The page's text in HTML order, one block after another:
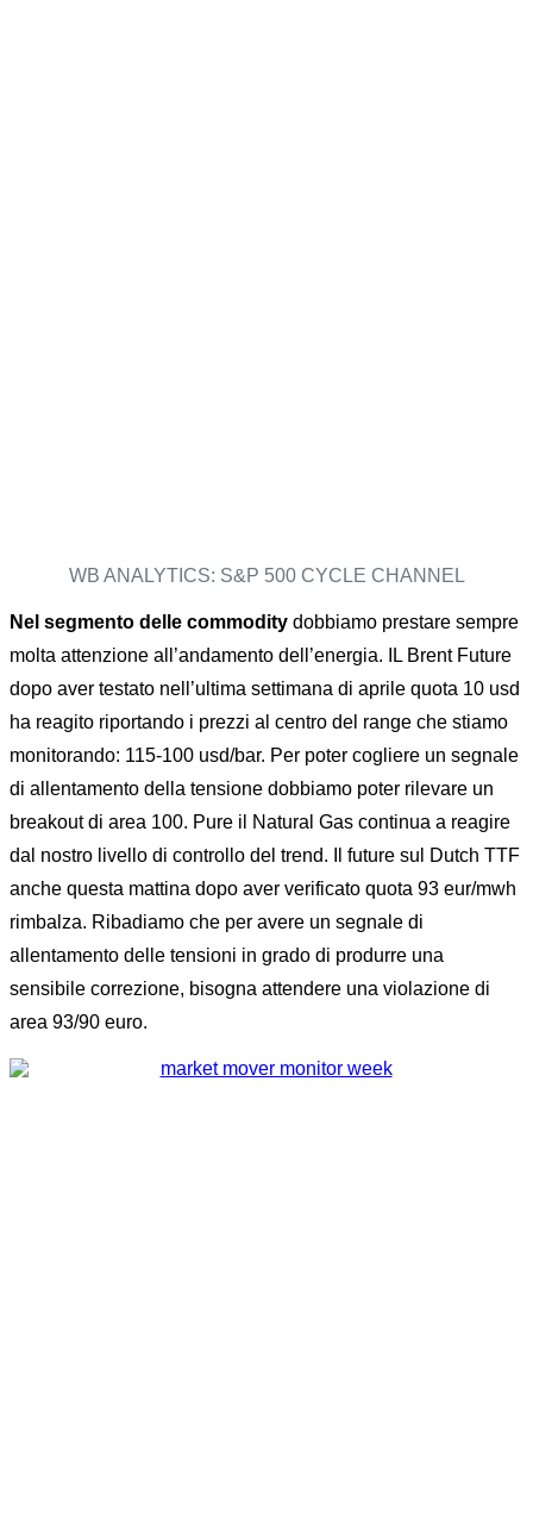
WB ANALYTICS: S&P 500 CYCLE CHANNEL
Nel segmento delle commodity dobbiamo prestare sempre
molta attenzione all’andamento dell’energia. IL Brent Future
dopo aver testato nell’ultima settimana di aprile quota 10 usd
ha reagito riportando i prezzi al centro del range che stiamo
monitorando: 115-100 usd/bar. Per poter cogliere un segnale
di allentamento della tensione dobbiamo poter rilevare un
breakout di area 100. Pure il Natural Gas continua a reagire
dal nostro livello di controllo del trend. Il future sul Dutch TTF
anche questa mattina dopo aver verificato quota 93 eur/mwh
rimbalza. Ribadiamo che per avere un segnale di
allentamento delle tensioni in grado di produrre una
sensibile correzione, bisogna attendere una violazione di
area 93/90 euro.